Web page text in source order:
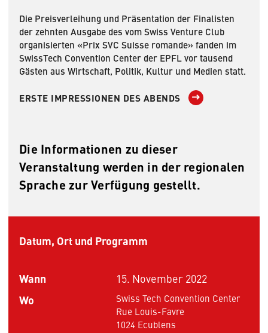
Die Preisverleihung und Präsentation der Finalisten
der zehnten Ausgabe des vom Swiss Venture Club
organisierten «Prix SVC Suisse romande» fanden im
SwissTech Convention Center der EPFL vor tausend
Gästen aus Wirtschaft, Politik, Kultur und Medien statt.
ERSTE IMPRESSIONEN DES ABENDS
Die Informationen zu dieser
Veranstaltung werden in der regionalen
Sprache zur Verfügung gestellt.
Datum, Ort und Programm
Wann 15. November 2022
Wo
Swiss Tech Convention Center
Rue Louis-Favre
1024 Ecublens